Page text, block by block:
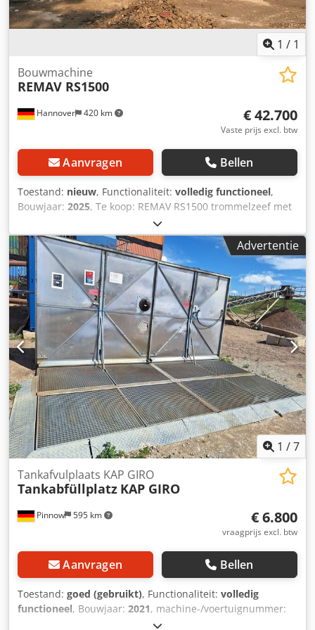
1 / 1
Hannover 420 km
Bouwmachine
REMAV RS1500
€ 42.700
Vaste prijs excl. btw
Aanvragen Bellen
Toestand: nieuw, Functionaliteit: volledig functioneel,
Bouwjaar: 2025, Te koop: REMAV RS1500 trommelzeef met
weinig bedrijfsuren – zo goed als nieuw Crjdpjzd D Uqefx
Ahzef
Advertentie
1 /7
Pinnow 595 km
Tankafvulplaats KAP GIRO
Tankabfüllplatz KAP GIRO
€ 6.800
vraagprijs excl. btw
Aanvragen Bellen
Toestand: goed (gebruikt), Functionaliteit: volledig
functioneel, Bouwjaar: 2021, machine-/voertuignummer:
, SEPPELER - Tankvulplaats Max. wieldruk: 6500 kg